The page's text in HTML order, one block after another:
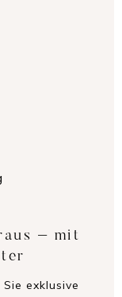
– mit
exklusive